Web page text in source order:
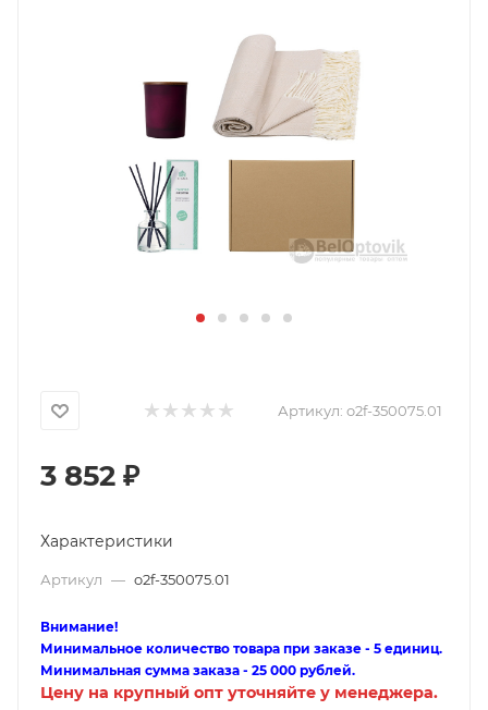
Артикул: o2f-350075.01
3 852 ₽
Характеристики
Артикул — o2f-350075.01
Внимание!
Минимальное количество товара при заказе - 5 единиц.
Минимальная сумма заказа - 25 000 рублей.
Цену на крупный опт уточняйте у менеджера.